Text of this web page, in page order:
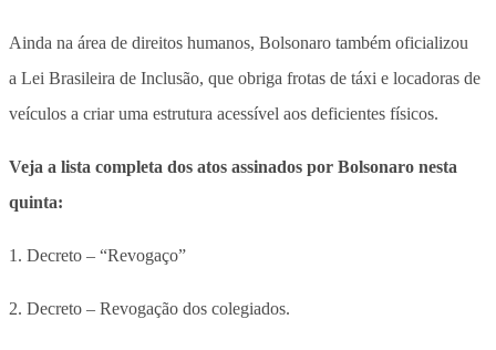
Ainda na área de direitos humanos, Bolsonaro também oficializou
a Lei Brasileira de Inclusão, que obriga frotas de táxi e locadoras de
veículos a criar uma estrutura acessível aos deficientes físicos.
Veja a lista completa dos atos assinados por Bolsonaro nesta
quinta:
1. Decreto – “Revogaço”
2. Decreto – Revogação dos colegiados.